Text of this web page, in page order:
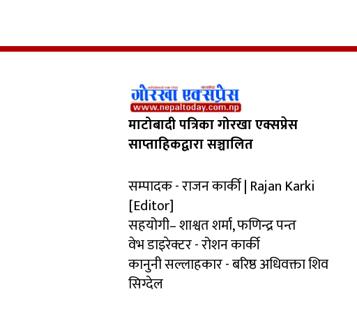
माटोबादी पत्रिका गोरखा एक्सप्रेस
साप्ताहिकद्वारा सञ्चालित
सम्पादक - राजन कार्की | Rajan Karki
[Editor]
सहयोगी– शाश्वत शर्मा, फणिन्द्र पन्त
वेभ डाइरेक्टर - रोशन कार्की
कानुनी सल्लाहकार - बरिष्ठ अधिवक्ता शिव
सिग्देल